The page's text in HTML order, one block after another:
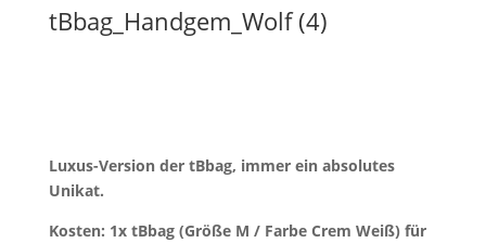
tBbag_Handgem_Wolf (4)
Luxus-Version der tBbag, immer ein absolutes
Unikat.
Kosten: 1x tBbag (Größe M / Farbe Crem Weiß) für